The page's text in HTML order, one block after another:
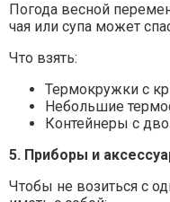
Погода весной
чая или супа может
Что взять:
Термокружки с
Небольшие
Контейнеры с
5. Приборы и
Чтобы не возиться с